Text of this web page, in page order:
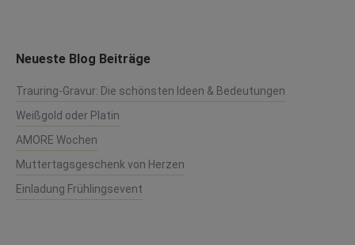
Neueste Blog Beiträge
Trauring-Gravur: Die schönsten Ideen & Bedeutungen
Weißgold oder Platin
AMORE Wochen
Muttertagsgeschenk von Herzen
Einladung Frühlingsevent